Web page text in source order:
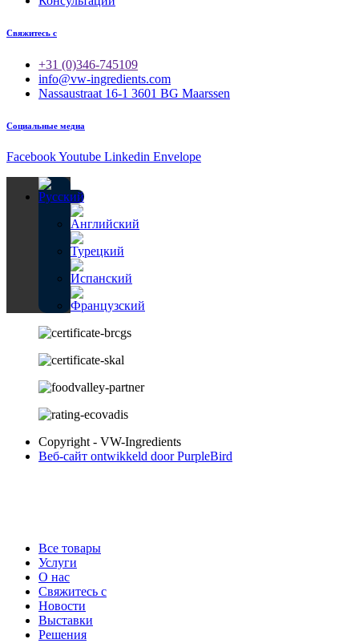
Свяжитесь с
+31 (0)346-745109
info@vw-ingredients.com
Nassaustraat 16-1 3601 BG Maarssen
Социальные медиа
FacebookYoutube Linkedin Envelope
Copyright - VW-Ingredients
Веб-сайт ontwikkeld door PurpleBird
Все товары
Услуги
О нас
Свяжитесь с
Новости
Выставки
Решения